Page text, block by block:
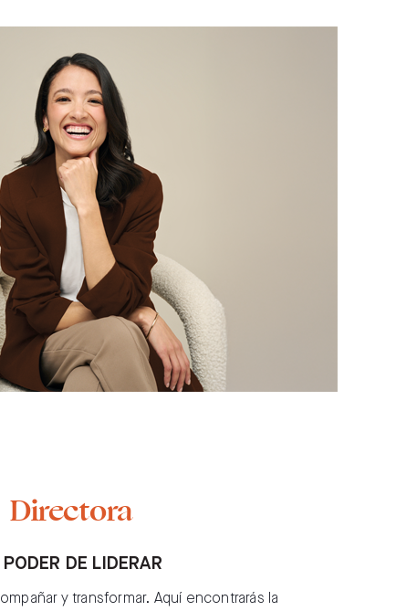
Directora
PODER DE LIDERAR
y transformar. Aquí encontrarás la